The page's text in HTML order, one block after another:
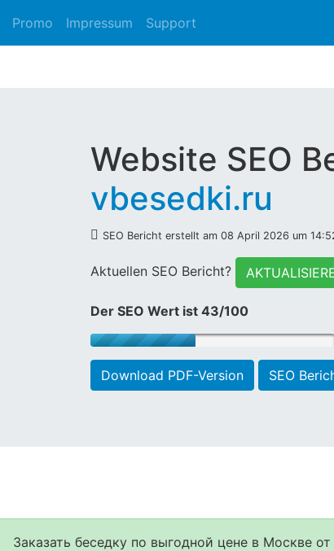
Promo Impressum Support
Website SEO
vbesedki.ru
SEO Bericht erstellt am 08 April 2026 um
Aktuellen SEO Bericht?
Der SEO Wert ist 43/100
Download PDF-Version SEO
Заказать беседку по выгодной цене в Москве